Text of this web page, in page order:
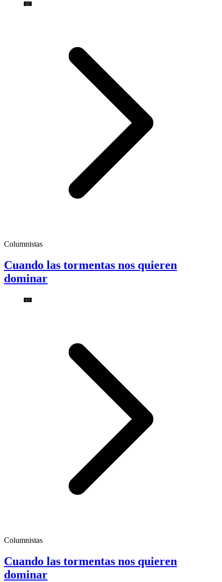
Columnistas
Cuando las tormentas nos quieren
dominar
Columnistas
Cuando las tormentas nos quieren
dominar